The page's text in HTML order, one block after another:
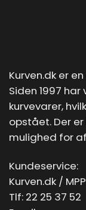
Kurven.dk er
Siden 1997
kurvevarer,
opstået. Der er
mulighed for
Kundeservice:
Kurven.dk /
Tlf: 22 25 37 52